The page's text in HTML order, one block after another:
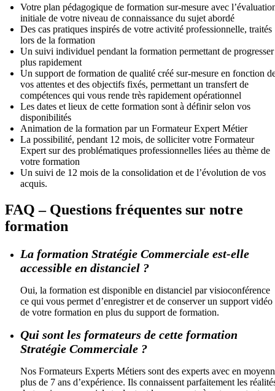
Votre plan pédagogique de formation sur-mesure avec
initiale de votre niveau de connaissance du sujet abordé
Des cas pratiques inspirés de votre activité professionnelle, traités
lors de la formation
Un suivi individuel pendant la formation permettant de progresser
plus rapidement
Un support de formation de qualité créé sur-mesure en fonction
vos attentes et des objectifs fixés, permettant un transfert de
compétences qui vous rende très rapidement opérationnel
Les dates et lieux de cette formation sont à définir selon vos
disponibilités
Animation de la formation par un Formateur Expert Métier
La possibilité, pendant 12 mois, de solliciter votre Formateur
Expert sur des problématiques professionnelles liées au thème de
votre formation
Un suivi de 12 mois de la consolidation et de l’évolution de vos
acquis.
FAQ – Questions fréquentes sur notre
formation
La formation Stratégie Commerciale est-elle
accessible en distanciel ?
Oui, la formation est disponible en distanciel par visioconférence
ce qui vous permet d’enregistrer et de conserver un support vidéo
de votre formation en plus du support de formation.
Qui sont les formateurs de cette formation
Stratégie Commerciale ?
Nos Formateurs Experts Métiers sont des experts avec en
plus de 7 ans d’expérience. Ils connaissent parfaitement les